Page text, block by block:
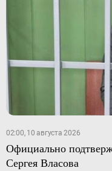
02:00, 10 августа 2026
Официально
Сергея Власова